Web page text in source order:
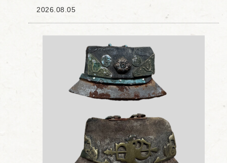
ンジャロンとは古代サンスクリット語で
「５色」を意味し、その名の通り多色使
2026.08.05